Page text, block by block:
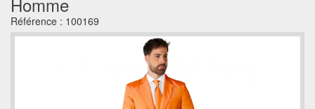
Référence : 100169